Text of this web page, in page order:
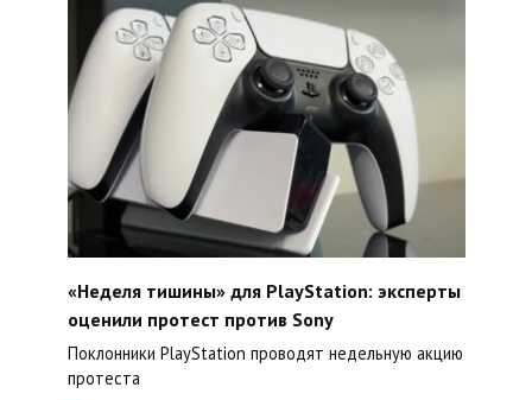
«Неделя тишины» для PlayStation: эксперты
оценили протест против Sony
Поклонники PlayStation проводят недельную акцию
протеста